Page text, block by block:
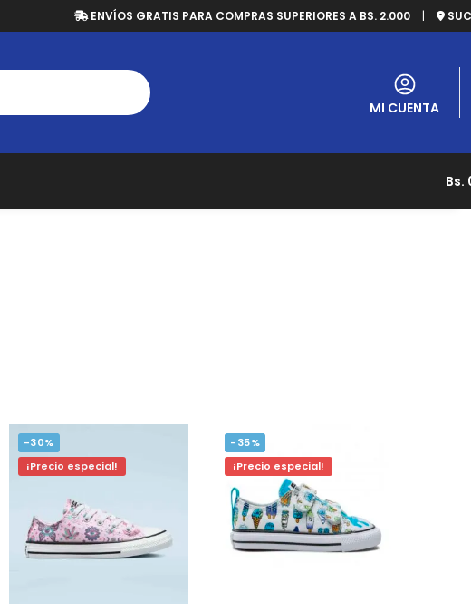
ENVÍOS GRATIS PARA COMPRAS SUPERIORES A BS. 2.000 |
MI CUENTA
Bs.
-30%
¡Precio especial!
-35%
¡Precio especial!